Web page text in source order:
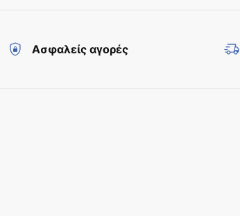
Ασφαλείς αγορές